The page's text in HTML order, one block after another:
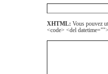
XHTML: Vous pouvez
<code> <del